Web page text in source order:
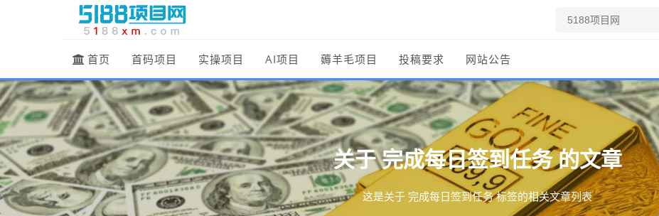
首页 首码项目 实操项目 AI项目 薅羊毛项目 投稿要求 网站公告
关于完成每日签到任务的文章
这是关于 完成每日签到任务 标签的相关文章列表